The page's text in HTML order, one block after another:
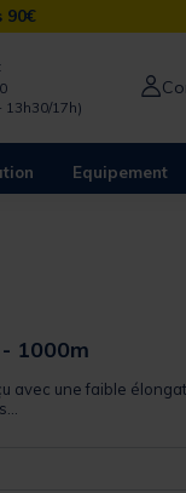
90€
13h30/17h)
Equipement
1000m
avec une faible